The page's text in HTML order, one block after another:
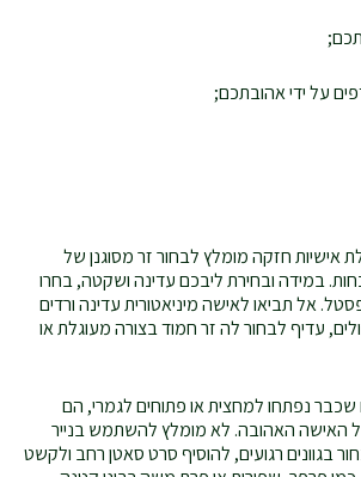
על ידי אהובתכם;
אישיות חזקה מומלץ לבחור זר מסוגנן של
במידה ובחירת ליבכם עדינה ושקטה, בחרו
אל תביאו לאישה מיניאטורית עדינה ורדים
עדיף לבחור לה זר חמוד בצורה מעוגלת או
נפתחו למחצית או פתוחים לגמרי, הם
האישה האהובה. לא מומלץ להשתמש בנייר
בגוונים רגועים, להוסיף סרט סאטן רחב ולקשט